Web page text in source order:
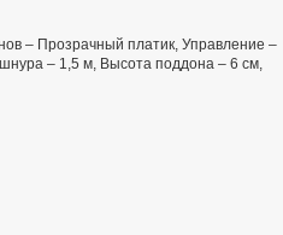
– Прозрачный платик, Управление –
– 1,5 м, Высота поддона – 6 см,